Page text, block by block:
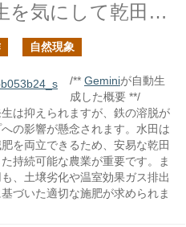
水田からメタン発生を気にして乾田にすることは良い手なのだろうか？
自然現象
/** Geminiが自動生
成した概要 **/
は抑えられますが、鉄の溶脱が
の影響が懸念されます。水田は
を両立できるため、安易な乾田
持続可能な農業が重要です。ま
、土壌劣化や温室効果ガス排出
づいた適切な施肥が求められま